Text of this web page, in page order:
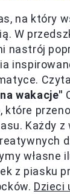
na który
W
nastrój
wakacje"
które
Każdy
własne
z piasku
Dzieci